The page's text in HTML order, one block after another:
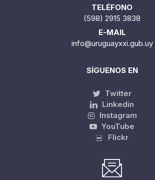
TELÉFONO
(598) 2915 3838
E-MAIL
info@uruguayxxi.gub.uy
SÍGUENOS EN
Twitter
Linkedin
Instagram
YouTube
Flickr